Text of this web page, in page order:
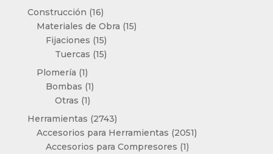
Construcción 1616
productos
Materiales de Obra 1515
Fijaciones 1515
productos
Tuercas 1515
Plomería 11
producto
Bombas 11
Otras 11
producto
Herramientas 27432743
productos
Accesorios para Herramientas 20512051
Accesorios para Compresores 11